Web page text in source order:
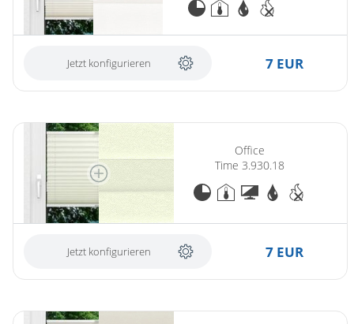
Jetzt konfigurieren 7 EUR
Office
Time 3.930.18
Jetzt konfigurieren 7 EUR